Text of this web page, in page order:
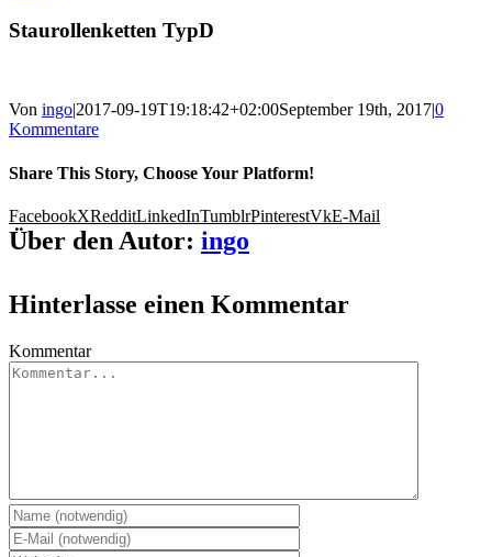
Staurollenketten TypD
Von ingo|2017-09-19T19:18:42+02:00September 19th, 2017|0
Kommentare
Share This Story, Choose Your Platform!
FacebookXRedditLinkedInTumblrPinterestVkE-Mail
Über den Autor: ingo
Hinterlasse einen Kommentar
Kommentar